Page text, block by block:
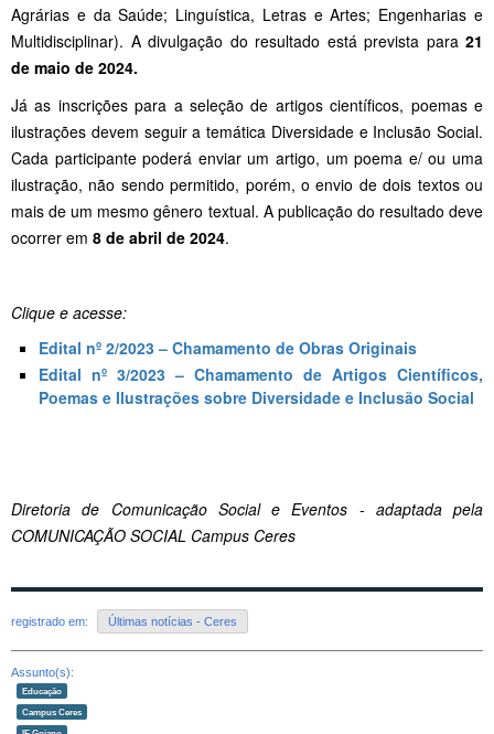
Agrárias e da Saúde; Linguística, Letras e Artes; Engenharias e
Multidisciplinar). A divulgação do resultado está prevista para 21
de maio de 2024.
Já as inscrições para a seleção de artigos científicos, poemas e
ilustrações devem seguir a temática Diversidade e Inclusão Social.
Cada participante poderá enviar um artigo, um poema e/ ou uma
ilustração, não sendo permitido, porém, o envio de dois textos ou
mais de um mesmo gênero textual. A publicação do resultado deve
ocorrer em 8 de abril de 2024.
Clique e acesse:
Edital nº 2/2023 – Chamamento de Obras Originais
Edital nº 3/2023 – Chamamento de Artigos Científicos,
Poemas e Ilustrações sobre Diversidade e Inclusão Social
Diretoria de Comunicação Social e Eventos - adaptada pela
COMUNICAÇÃO SOCIAL Campus Ceres
registrado em: Últimas notícias - Ceres
Assunto(s):
Educação
Campus Ceres